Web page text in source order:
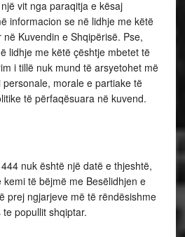
vit nga paraqitja e kësaj
informacion se në lidhje me këtë
Kuvendin e Shqipërisë. Pse,
lidhje me këtë çështje mbetet të
i tillë nuk mund të arsyetohet më
morale e partiake të
të përfaqësuara në kuvend.
nuk është një datë e thjeshtë,
të bëjmë me Besëlidhjen e
prej ngjarjeve më të rëndësishme
popullit shqiptar.